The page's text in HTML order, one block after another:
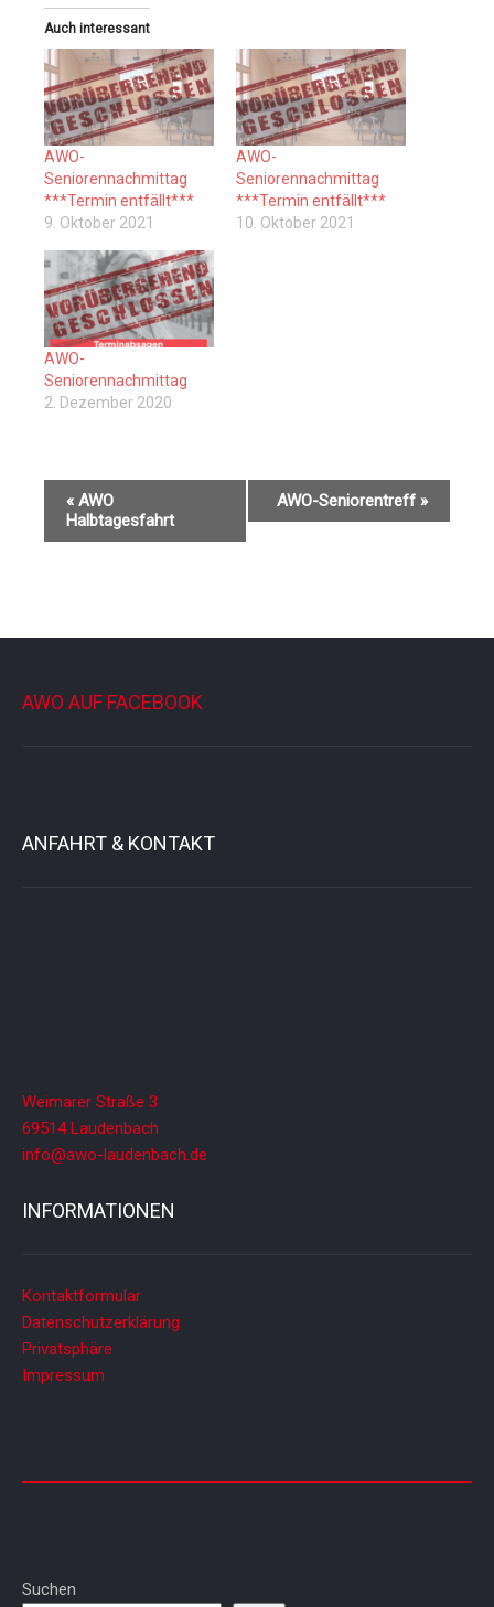
Auch interessant
AWO-
Seniorennachmittag
***Termin entfällt***
9. Oktober 2021
AWO-
Seniorennachmittag
***Termin entfällt***
10. Oktober 2021
AWO-
Seniorennachmittag
2. Dezember 2020
a
n
g
« AWO
Halbtagesfahrt
AWO-Seniorentreff »
AWO AUF FACEBOOK
ANFAHRT & KONTAKT
Weimarer Straße 3
69514 Laudenbach
info@awo-laudenbach.de
INFORMATIONEN
Kontaktformular
Datenschutzerklärung
Privatsphäre
Impressum
Suchen